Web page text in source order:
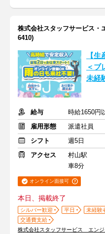
株式会社スタッフサービス・
6410)
【
＜ブ
未経
給与
時給1650円
雇用形態
派遣社員
シフト
週5日
アクセス
村山駅
車8分
オンライン面接可
本日、掲載終了
シルバー歓迎 平日 未経験
交通費支給
株式会社スタッフサービス エン